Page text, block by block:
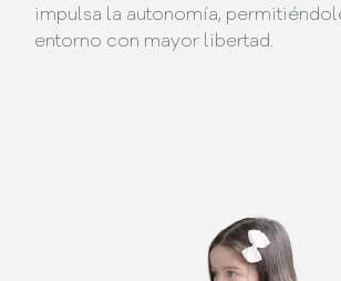
impulsa la autonomía,
entorno con mayor libertad.